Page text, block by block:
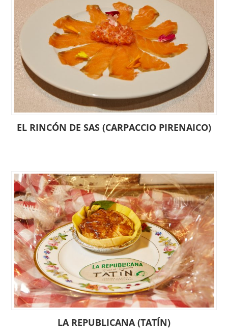
EL RINCÓN DE SAS (CARPACCIO PIRENAICO)
LA REPUBLICANA (TATÍN)